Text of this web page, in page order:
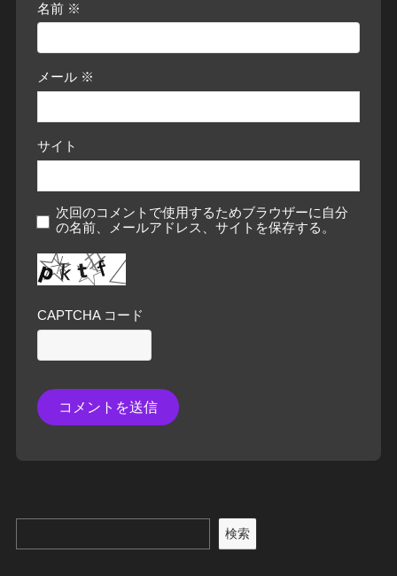
名前 ※
メール ※
サイト
次回のコメントで使用するためブラウザーに自分
の名前、メールアドレス、サイトを保存する。
CAPTCHA コード
検索